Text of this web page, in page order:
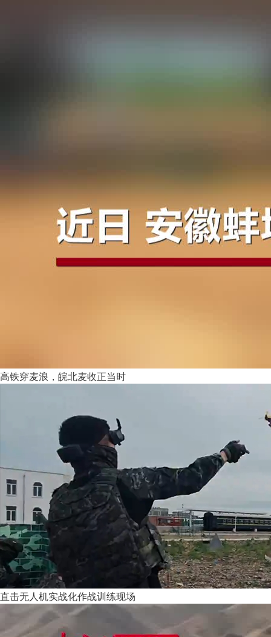
高铁穿麦浪，皖北麦收正当时
直击无人机实战化作战训练现场